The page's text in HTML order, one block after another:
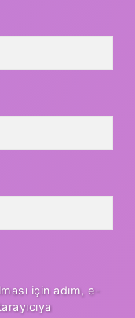
için adım, e-